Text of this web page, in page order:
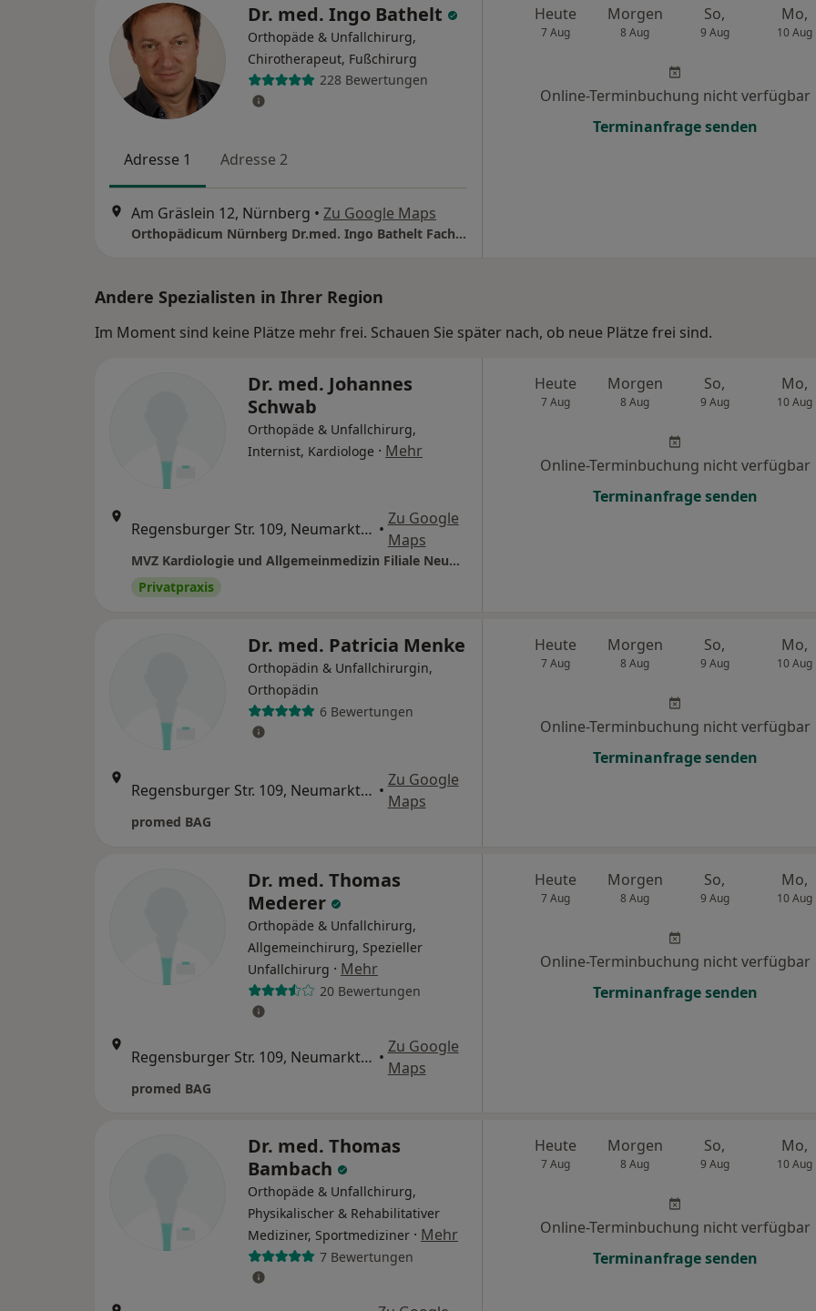
Dr. med. Ingo Bathelt
Orthopäde & Unfallchirurg,
Chirotherapeut, Fußchirurg
228 Bewertungen
Adresse 1 Adresse 2
Am Gräslein 12, Nürnberg • Zu Google Maps
Orthopädicum Nürnberg Dr.med. Ingo Bathelt Facharzt für Orthopädie
Heute
7 Aug
Morgen
8 Aug
So,
9 Aug
Mo,
10 Aug
Online-Terminbuchung nicht verfügbar
Terminanfrage senden
Andere Spezialisten in Ihrer Region
Im Moment sind keine Plätze mehr frei. Schauen Sie später nach, ob neue Plätze frei sind.
Dr. med. Johannes
Schwab
Orthopäde & Unfallchirurg,
Internist, Kardiologe · Mehr
Regensburger Str. 109, Neumarkt in der Oberpfalz •
Zu Google
Maps
MVZ Kardiologie und Allgemeinmedizin Filiale Neumarkt
Privatpraxis
Heute
7 Aug
Morgen
8 Aug
So,
9 Aug
Mo,
10 Aug
Online-Terminbuchung nicht verfügbar
Terminanfrage senden
Dr. med. Patricia Menke
Orthopädin & Unfallchirurgin,
Orthopädin
6 Bewertungen
Regensburger Str. 109, Neumarkt in der Oberpfalz •
Zu Google
Maps
promed BAG
Heute
7 Aug
Morgen
8 Aug
So,
9 Aug
Mo,
10 Aug
Online-Terminbuchung nicht verfügbar
Terminanfrage senden
Dr. med. Thomas
Mederer
Orthopäde & Unfallchirurg,
Allgemeinchirurg, Spezieller
Unfallchirurg · Mehr
20 Bewertungen
Regensburger Str. 109, Neumarkt in der Oberpfalz •
Zu Google
Maps
promed BAG
Heute
7 Aug
Morgen
8 Aug
So,
9 Aug
Mo,
10 Aug
Online-Terminbuchung nicht verfügbar
Terminanfrage senden
Dr. med. Thomas
Bambach
Orthopäde & Unfallchirurg,
Physikalischer & Rehabilitativer
Mediziner, Sportmediziner · Mehr
7 Bewertungen
Heute
7 Aug
Morgen
8 Aug
So,
9 Aug
Mo,
10 Aug
Online-Terminbuchung nicht verfügbar
Terminanfrage senden